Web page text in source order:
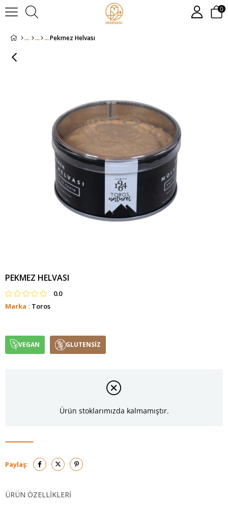
0
Pekmez Helvası
PEKMEZ HELVASI
0.0
Marka : Toros
VEGAN GLUTENSİZ
Ürün stoklarımızda kalmamıştır.
Paylaş:
ÜRÜN ÖZELLIKLERI